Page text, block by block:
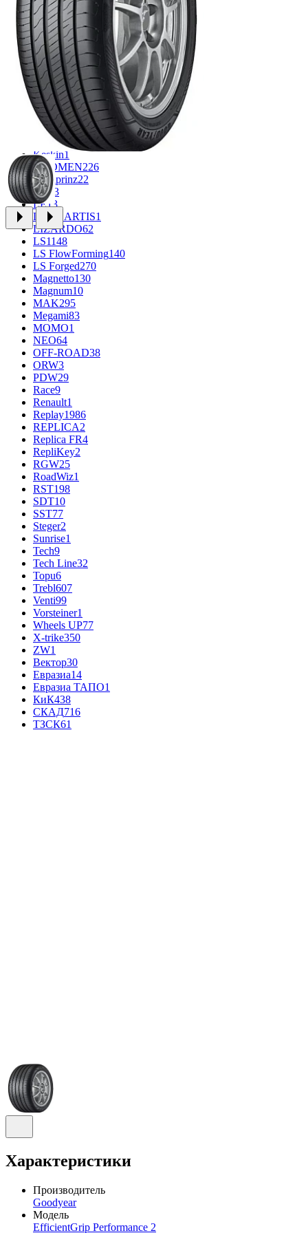
CROSS_STREET30
Eurodisk1
FF34
GR71
Grizzly3
iFree1009
iFree Original53
Ikon1
INFORGED1
IVR1
K72
KDW151
Keskin1
KHOMEN226
Kronprinz22
KT23
LE13
LEGE ARTIS1
LIZARDO62
LS1148
LS FlowForming140
LS Forged270
Magnetto130
Magnum10
MAK295
Megami83
MOMO1
NEO64
OFF-ROAD38
ORW3
PDW29
Race9
Renault1
Replay1986
REPLICA2
Replica FR4
RepliKey2
RGW25
RoadWiz1
RST198
SDT10
SST77
Steger2
Sunrise1
Tech9
Tech Line32
Topu6
Trebl607
Venti99
Vorsteiner1
Wheels UP77
X-trike350
ZW1
Вектор30
Евразиа14
Евразиа ТАПО1
КиК438
СКАД716
ТЗСК61
Характеристики
Производитель
Goodyear
Модель
EfficientGrip Performance 2